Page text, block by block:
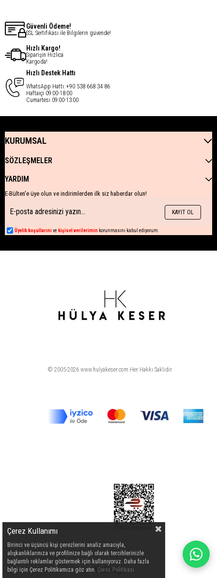
Güvenli Ödeme!
SSL Sertifikası ile Bilgilerin güvende!
Hızlı Kargo!
Siparişin Hızlıca
Kargoda!
Hızlı Destek Hattı
WhatsApp Hattı: +90 538 668 34 86
Haftaiçi 09:00-18:00
Cumartesi 09:00-13:00
KURUMSAL
SÖZLEŞMELER
YARDIM
E-Bülten'e üye olun ve indirimlerden ilk siz haberdar olun!
KAYIT OL
Üyelik koşullarını ve kişisel verilerimin korunmasını kabul ediyorum.
© 2005-2026 www.hulyakeser.com Her Hakkı Saklıdır.
Çerez Kullanımı
Birinci ve üçüncü kişi çerezlerini analiz amacıyla,
alışkanlıklarınıza ve profilinize bağlı olarak tercihlerinizle
bağlantılı reklamlar göstermek için kullanıyoruz. Daha fazla
bilgi için Çerez Politikamıza göz atın. Çerez Politikası